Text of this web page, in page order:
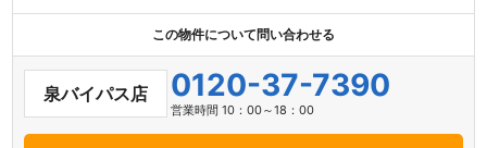
この物件について問い合わせる
泉バイパス店 0120-37-7390
営業時間 10：00～18：00